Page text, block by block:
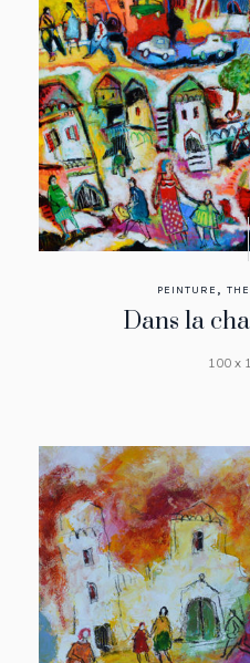
PEINTURE ,
Dans la
100 x